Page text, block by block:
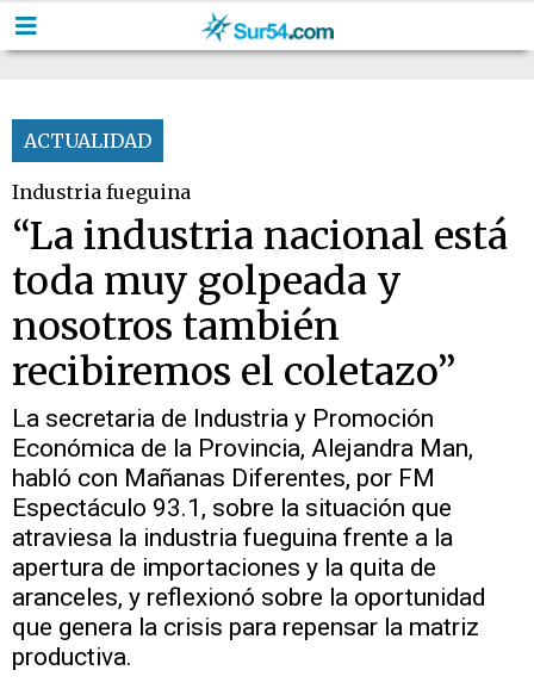
ACTUALIDAD
Industria fueguina
“La industria nacional está
toda muy golpeada y
nosotros también
recibiremos el coletazo”
La secretaria de Industria y Promoción
Económica de la Provincia, Alejandra Man,
habló con Mañanas Diferentes, por FM
Espectáculo 93.1, sobre la situación que
atraviesa la industria fueguina frente a la
apertura de importaciones y la quita de
aranceles, y reflexionó sobre la oportunidad
que genera la crisis para repensar la matriz
productiva.